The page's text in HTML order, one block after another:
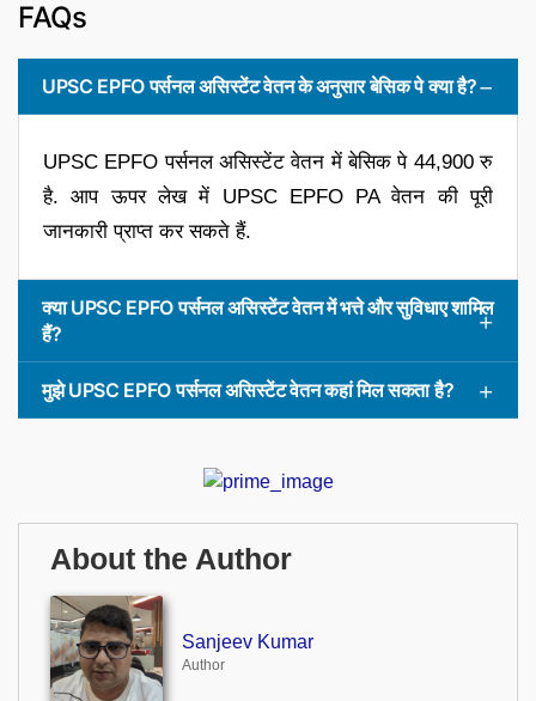
FAQs
UPSC EPFO पर्सनल असिस्टेंट वेतन के अनुसार बेसिक पे क्या है?
UPSC EPFO पर्सनल असिस्टेंट वेतन में बेसिक पे 44,900 रु
है. आप ऊपर लेख में UPSC EPFO PA वेतन की पूरी
जानकारी प्राप्त कर सकते हैं.
क्या UPSC EPFO पर्सनल असिस्टेंट वेतन में भत्ते और सुविधाए शामिल
हैं?
मुझे UPSC EPFO पर्सनल असिस्टेंट वेतन कहां मिल सकता है?
About the Author
Sanjeev Kumar
Author